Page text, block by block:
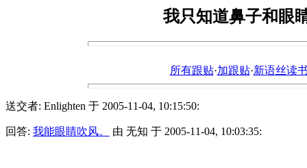
我只知道鼻子和眼
所有跟贴·加跟贴·新语丝读
送交者: Enlighten 于 2005-11-04, 10:15:50:
回答: 我能眼睛吹风。 由 无知 于 2005-11-04, 10:03:35: